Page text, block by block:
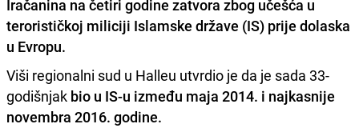
Iračanina na četiri godine zatvora zbog učešća u
terorističkoj miliciji Islamske države (IS) prije dolaska
u Evropu.
Viši regionalni sud u Halleu utvrdio je da je sada 33-
godišnjak bio u IS-u između maja 2014. i najkasnije
novembra 2016. godine.